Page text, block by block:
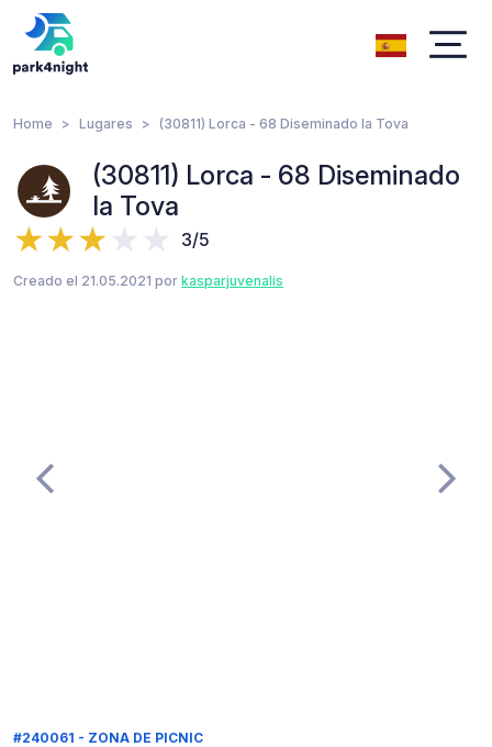
Home Lugares (30811) Lorca - 68 Diseminado la Tova
(30811) Lorca - 68 Diseminado
la Tova
3/5
Creado el 21.05.2021 por kasparjuvenalis
#240061 - ZONA DE PICNIC